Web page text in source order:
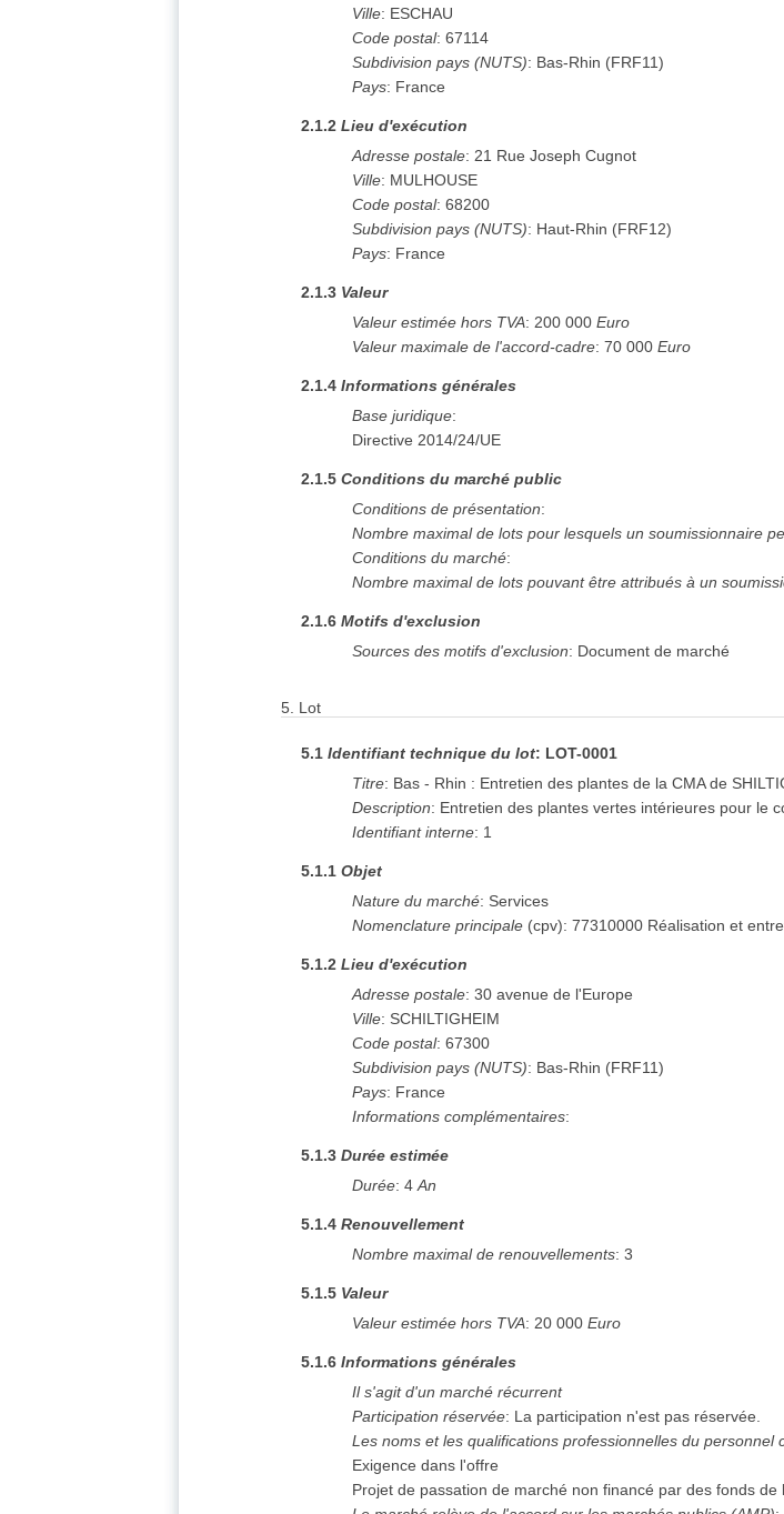
Ville: ESCHAU
Code postal:67114
Subdivision pays (NUTS): Bas-Rhin (FRF11)
Pays: France
2.1.2Lieu d'exécution
Adresse postale:21 Rue Joseph Cugnot
Ville: MULHOUSE
Code postal:68200
Subdivision pays (NUTS): Haut-Rhin (FRF12)
Pays: France
2.1.3 Valeur
Valeur estimée hors TVA:200 000 Euro
Valeur maximale de l'accord-cadre:70 000 Euro
2.1.4Informations générales
Base juridique:
Directive 2014/24/UE
2.1.5Conditions du marché public
Conditions de présentation:
Nombre maximal de lots pour lesquels un soumissionnaire
Conditions du marché:
Nombre maximal de lots pouvant être attribués à un
2.1.6Motifs d'exclusion
Sources des motifs d'exclusion: Document de marché
5. Lot
5.1Identifiant technique du lot: LOT-0001
Titre: Bas - Rhin : Entretien des plantes de la CMA de
Description: Entretien des plantes vertes intérieures pour le
Identifiant interne: 1
5.1.1Objet
Nature du marché: Services
Nomenclature principale (cpv):77310000 Réalisation et
5.1.2Lieu d'exécution
Adresse postale:30 avenue de l'Europe
Ville: SCHILTIGHEIM
Code postal:67300
Subdivision pays (NUTS): Bas-Rhin (FRF11)
Pays: France
Informations complémentaires:
5.1.3Durée estimée
Durée:4 An
5.1.4Renouvellement
Nombre maximal de renouvellements:3
5.1.5 Valeur
Valeur estimée hors TVA:20 000 Euro
5.1.6Informations générales
Il s'agit d'un marché récurrent
Participation réservée: La participation n'est pas réservée.
Les noms et les qualifications professionnelles du
Exigence dans l'offre
Projet de passation de marché non financé par des fonds de